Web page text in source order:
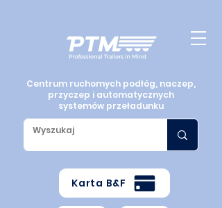
Centrum ruchomych podłóg, naczep,
przyczep i automatycznych
systemów przeładunku
Karta B&F